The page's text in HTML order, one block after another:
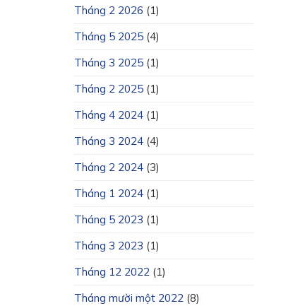
Tháng 2 2026 (1)
Tháng 5 2025 (4)
Tháng 3 2025 (1)
Tháng 2 2025 (1)
Tháng 4 2024 (1)
Tháng 3 2024 (4)
Tháng 2 2024 (3)
Tháng 1 2024 (1)
Tháng 5 2023 (1)
Tháng 3 2023 (1)
Tháng 12 2022 (1)
Tháng mười một 2022 (8)